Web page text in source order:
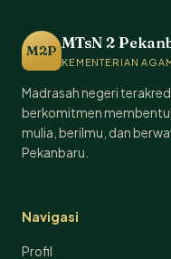
M2P MTsN 2
KEMENTERIAN
Madrasah negeri
berkomitmen
mulia, berilmu, dan
Pekanbaru.
Navigasi
Profil